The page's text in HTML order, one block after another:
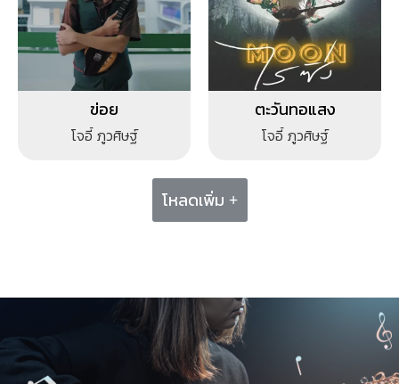
ข่อย
โจอี้ ภูวศิษฐ์
ตะวันทอแสง
โจอี้ ภูวศิษฐ์
โหลดเพิ่ม +